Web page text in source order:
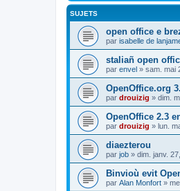
SUJETS
open office e
par isabelle de
staliañ open
par envel » sam. mai
OpenOffice.org
par drouizig » dim.
OpenOffice 2.3
par drouizig » lun.
diaezterou
par job » dim. janv.
Binvioù evit
par Alan Monfort »